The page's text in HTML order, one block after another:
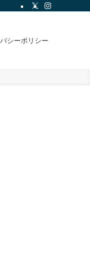
シーポリシー